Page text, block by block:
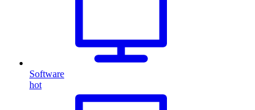
Software
hot